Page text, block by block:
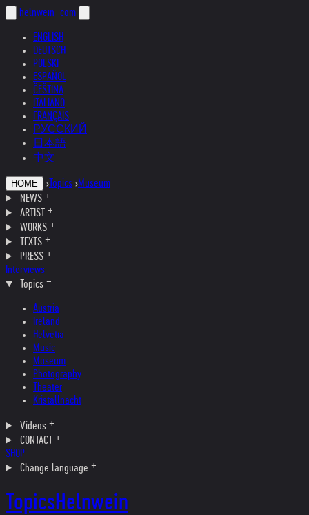
helnwein .com
ENGLISH
DEUTSCH
POLSKI
ESPAÑOL
ČEŠTINA
ITALIANO
FRANÇAIS
РУССКИЙ
日本語
中文
HOME › Topics ›Museum
NEWS
ARTIST
WORKS
TEXTS
PRESS
Interviews
Topics
Austria
Ireland
Helvetia
Music
Museum
Photography
Theater
Kristallnacht
Videos
CONTACT
SHOP
Change language
TopicsHelnwein